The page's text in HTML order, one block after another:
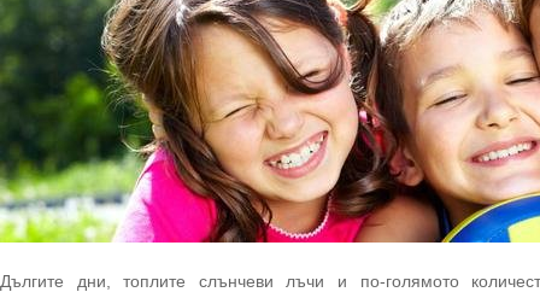
Дългите дни, топлите слънчеви лъчи и по-голямото